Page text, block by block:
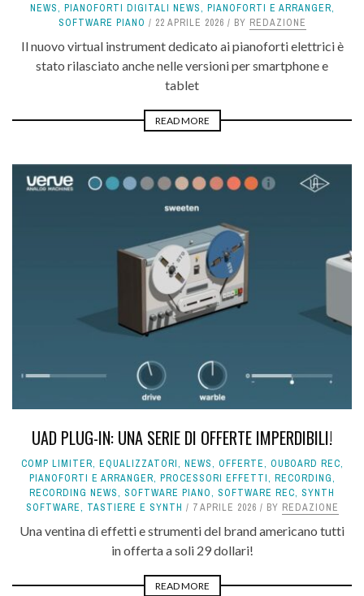
NEWS, PIANOFORTI DIGITALI NEWS, PIANOFORTI E ARRANGER,
SOFTWARE PIANO
22 APRILE 2026 BY REDAZIONE
Il nuovo virtual instrument dedicato ai pianoforti elettrici è
stato rilasciato anche nelle versioni per smartphone e
tablet
READ MORE
UAD PLUG-IN: UNA SERIE DI OFFERTE IMPERDIBILI!
COMP LIMITER, EQUALIZZATORI, NEWS, OFFERTE, OUBOARD REC,
PIANOFORTI E ARRANGER, PROCESSORI EFFETTI, RECORDING,
RECORDING NEWS, SOFTWARE PIANO, SOFTWARE REC, SYNTH
SOFTWARE, TASTIERE E SYNTH 7 APRILE 2026 BY REDAZIONE
Una ventina di effetti e strumenti del brand americano tutti
in offerta a soli 29 dollari!
READ MORE